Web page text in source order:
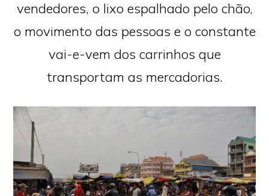
vendedores, o lixo espalhado pelo chão,
o movimento das pessoas e o constante
vai-e-vem dos carrinhos que
transportam as mercadorias.